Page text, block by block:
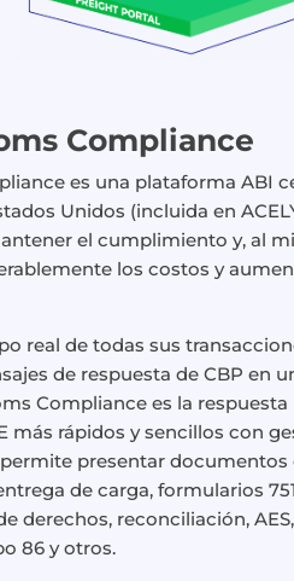
Compliance
es una plataforma ABI
Unidos (incluida en
el cumplimiento y, al
los costos y
real de todas sus
de respuesta de CBP en
Compliance es la respuesta
más rápidos y sencillos con
presentar documentos
de carga, formularios
derechos, reconciliación,
86 y otros.